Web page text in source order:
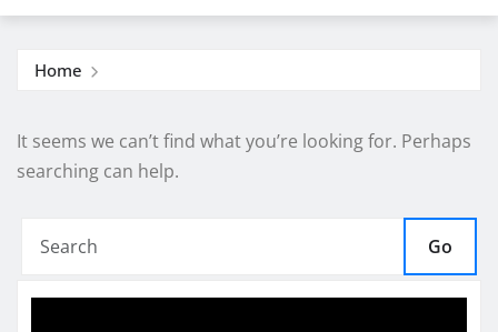
Home
It seems we can’t find what you’re looking for. Perhaps
searching can help.
Go